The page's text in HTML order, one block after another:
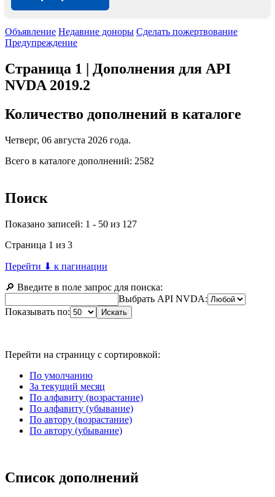
Объявление Недавние доноры Сделать пожертвование
Предупреждение
Страница 1 | Дополнения для API
NVDA 2019.2
Количество дополнений в каталоге
Четверг, 06 августа 2026 года.
Всего в каталоге дополнений: 2582
Поиск
Показано записей: 1 - 50 из 127
Страница 1 из 3
Перейти ⬇ к пагинации
🔎 Введите в поле запрос для поиска:
Выбрать API NVDA:
Показывать по:
Искать
Перейти на страницу с сортировкой:
По умолчанию
За текущий месяц
По алфавиту (возрастание)
По алфавиту (убывание)
По автору (возрастание)
По автору (убывание)
Список дополнений